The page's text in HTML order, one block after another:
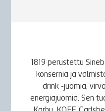
1819 perustettu
konsernia ja
drink -juomia,
energiajuomia. Sen